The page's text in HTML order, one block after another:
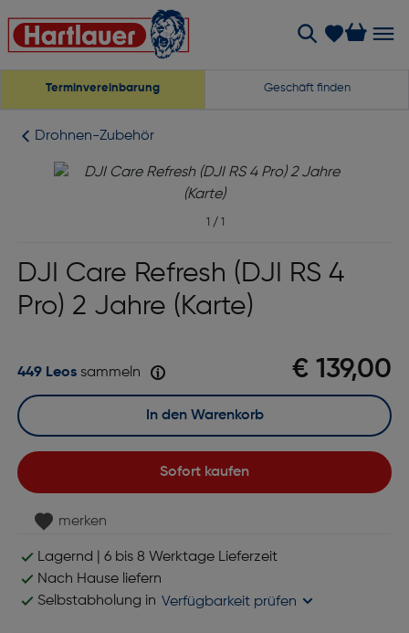
Terminvereinbarung Geschäft finden
Drohnen-Zubehör
1 / 1
DJI Care Refresh (DJI RS 4
Pro) 2 Jahre (Karte)
€ 139,00
449 Leossammeln
Sofort kaufen
In den Warenkorb
merken
Lagernd | 6 bis 8 Werktage Lieferzeit
Nach Hause liefern
Selbstabholung in Verfügbarkeit prüfen